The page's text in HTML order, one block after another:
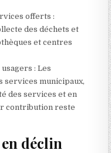
offerts :
des déchets et
et centres
: Les
services municipaux,
des services et en
contribution reste
déclin